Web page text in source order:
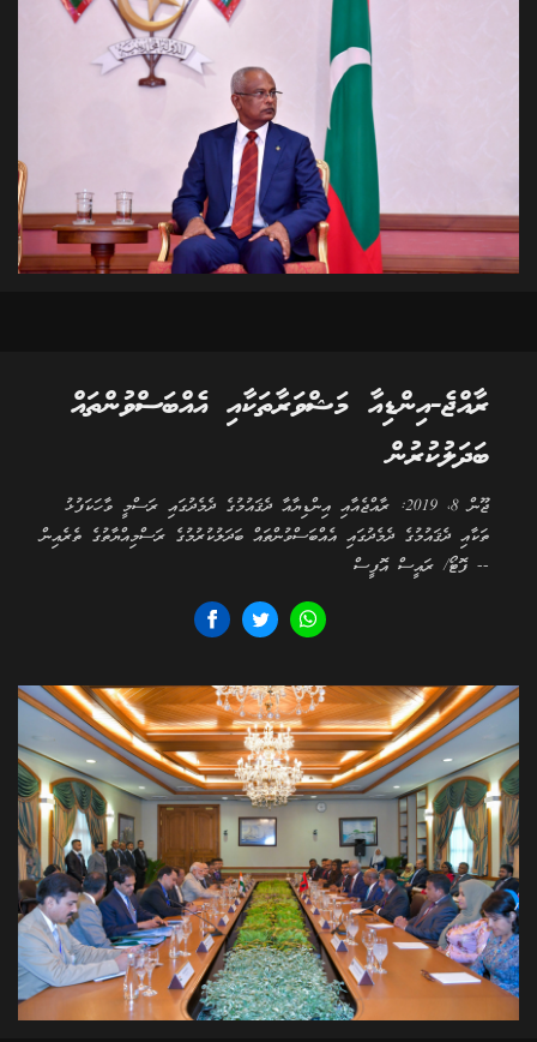
ރާއްޖެ-އިންޑިއާ މަޝްވަރާތަކާއި އެއްބަސްވުންތައް
ބަދަލުކުރުން
ޖޫން 8، 2019: ރާއްޖެއާއި އިންޑިޔާއާ ދެޤައުމުގެ ދެމެދުގައި ރަސްމީ ވާހަކަފުޅު
ތަކާއި ދެޤައުމުގެ ދެމެދުގައި އެއްބަސްވުންތައް ބަދަލުކުރުމުގެ ރަސްމިއްޔާތުގެ ތެރެއިން
-- ފޮޓޯ/ ރައީސް އޮފީސް